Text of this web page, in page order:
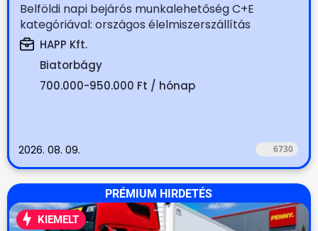
Belföldi napi bejárós munkalehetőség C+E
kategóriával: országos élelmiszerszállítás
Biatorbágyi...
HAPP Kft.
Biatorbágy
700.000-950.000 Ft / hónap
2026. 08. 09. 6730
PRÉMIUM HIRDETÉS
KIEMELT